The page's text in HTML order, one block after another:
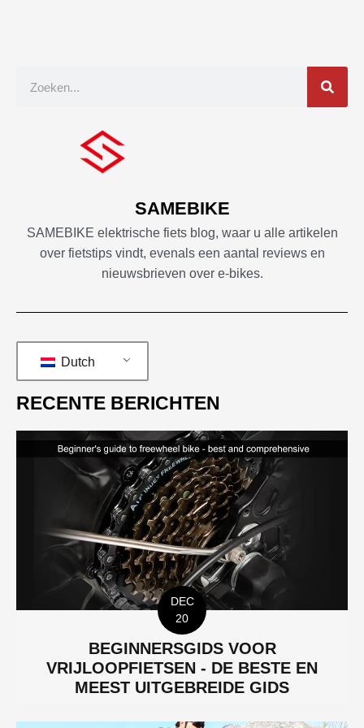
SAMEBIKE
SAMEBIKE elektrische fiets blog, waar u alle artikelen
over fietstips vindt, evenals een aantal reviews en
nieuwsbrieven over e-bikes.
Dutch
RECENTE BERICHTEN
DEC
20
BEGINNERSGIDS VOOR
VRIJLOOPFIETSEN - DE BESTE EN
MEEST UITGEBREIDE GIDS